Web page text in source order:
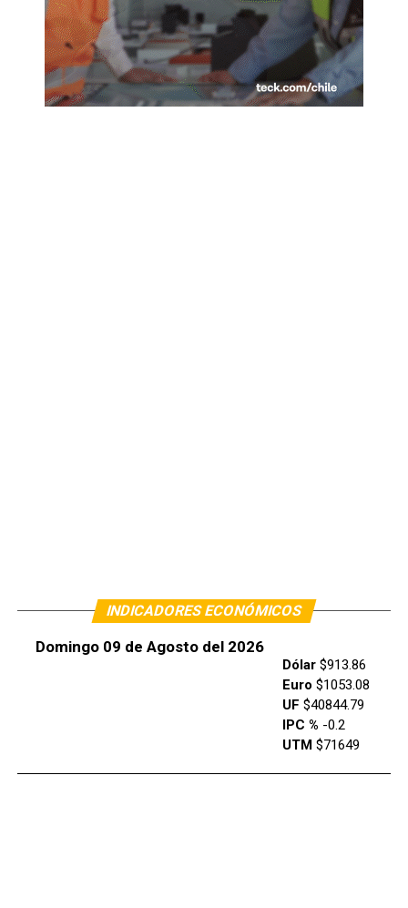
INDICADORES ECONÓMICOS
Domingo 09 de Agosto del 2026
Dólar$913.86
Euro $1053.08
UF $40844.79
IPC % -0.2
UTM$71649